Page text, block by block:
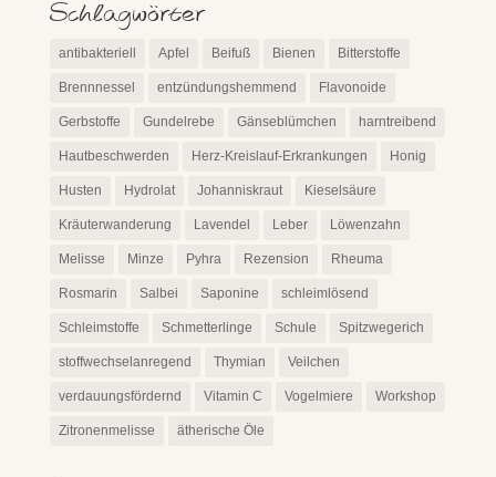
Schlagwörter
antibakteriell Apfel Beifuß Bienen Bitterstoffe
Brennnessel entzündungshemmend Flavonoide
Gerbstoffe Gundelrebe Gänseblümchen harntreibend
Hautbeschwerden Herz-Kreislauf-Erkrankungen Honig
Husten Hydrolat Johanniskraut Kieselsäure
Kräuterwanderung Lavendel Leber Löwenzahn
Melisse Minze Pyhra Rezension Rheuma
Rosmarin Salbei Saponine schleimlösend
Schleimstoffe Schmetterlinge Schule Spitzwegerich
stoffwechselanregend Thymian Veilchen
verdauungsfördernd Vitamin C Vogelmiere Workshop
Zitronenmelisse ätherische Öle